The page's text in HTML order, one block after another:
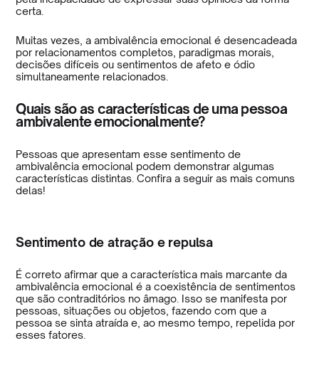
certa.
Muitas vezes, a ambivalência emocional é desencadeada
por relacionamentos completos, paradigmas morais,
decisões difíceis ou sentimentos de afeto e ódio
simultaneamente relacionados.
Quais são as características de uma pessoa
ambivalente emocionalmente?
Pessoas que apresentam esse sentimento de
ambivalência emocional podem demonstrar algumas
características distintas. Confira a seguir as mais comuns
delas!
Sentimento de atração e repulsa
É correto afirmar que a característica mais marcante da
ambivalência emocional é a coexistência de sentimentos
que são contraditórios no âmago. Isso se manifesta por
pessoas, situações ou objetos, fazendo com que a
pessoa se sinta atraída e, ao mesmo tempo, repelida por
esses fatores.